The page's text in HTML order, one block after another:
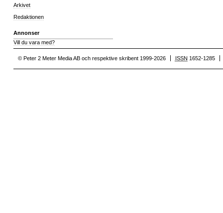
Arkivet
Redaktionen
Annonser
Vill du vara med?
© Peter 2 Meter Media AB och respektive skribent 1999-2026 ISSN 1652-1285